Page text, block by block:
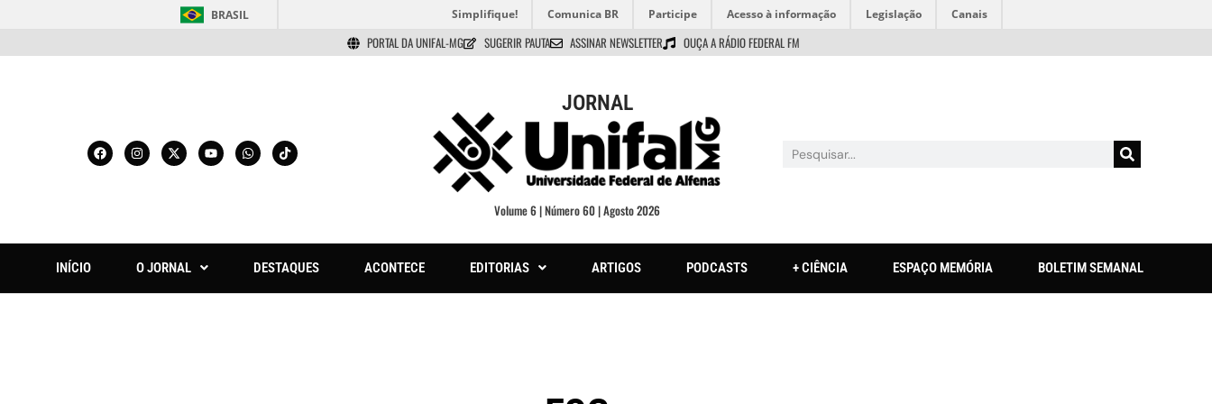
BRASIL Simplifique! Comunica BR Participe Acesso à informação Legislação Canais
PORTAL DA UNIFAL-MG SUGERIR PAUTA ASSINAR NEWSLETTER OUÇA A RÁDIO FEDERAL FM
JORNAL
Volume 6 | Número 60 | Agosto 2026
INÍCIO O JORNAL DESTAQUES ACONTECE EDITORIAS ARTIGOS PODCASTS + CIÊNCIA ESPAÇO MEMÓRIA BOLETIM SEMANAL